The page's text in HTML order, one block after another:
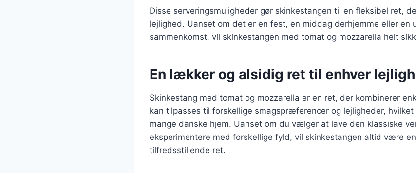
Disse serveringsmuligheder gør skinkestangen til en fleksibel ret,
lejlighed. Uanset om det er en fest, en middag derhjemme eller en
sammenkomst, vil skinkestangen med tomat og mozzarella helt
En lækker og alsidig ret til enhver
Skinkestang med tomat og mozzarella er en ret, der kombinerer
kan tilpasses til forskellige smagspræferencer og lejligheder,
mange danske hjem. Uanset om du vælger at lave den klassiske
eksperimentere med forskellige fyld, vil skinkestangen altid være
tilfredsstillende ret.